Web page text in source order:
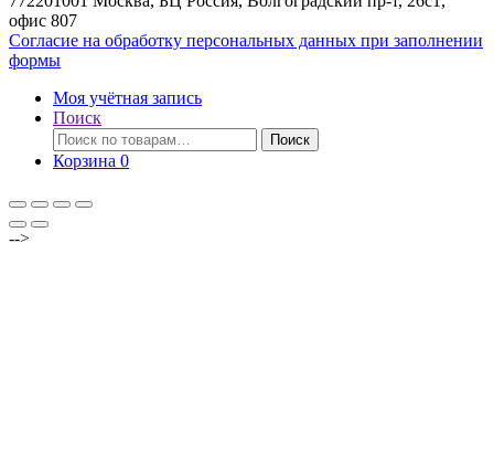
офис 807
Согласие на обработку персональных данных при заполнении
формы
Моя учётная запись
Поиск
Искать:
Поиск
Корзина 0
-->